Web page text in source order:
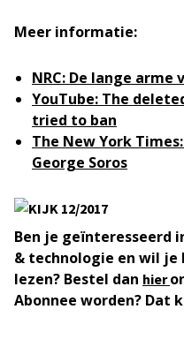
Meer informatie:
NRC: De lange arme
YouTube: The
tried to ban
The New York
George Soros
Ben je geïnteresseerd
& technologie en wil
lezen? Bestel dan hier
Abonnee worden? Dat